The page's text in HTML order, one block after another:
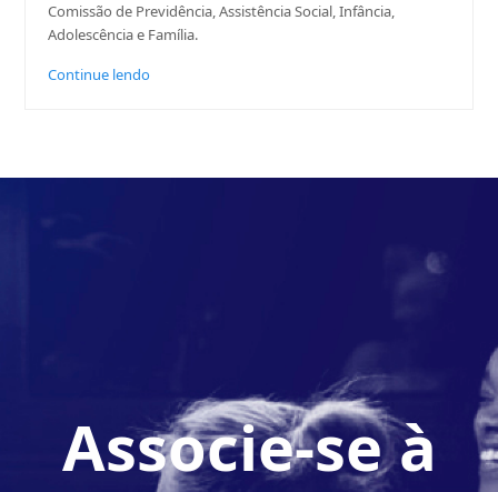
Comissão de Previdência, Assistência Social, Infância,
Adolescência e Família.
Continue lendo
Associe-se à